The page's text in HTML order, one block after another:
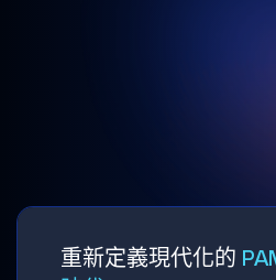
重新定義現代化的